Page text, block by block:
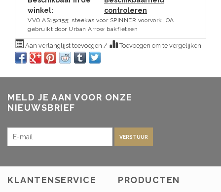
winkel:
controleren
VVO AS15x155; steekas voor SPINNER voorvork, OA
gebruikt door Urban Arrow bakfietsen
Aan verlanglijst toevoegen / Toevoegen om te vergelijken
MELD JE AAN VOOR ONZE
NIEUWSBRIEF
VERSTUUR
KLANTENSERVICE PRODUCTEN